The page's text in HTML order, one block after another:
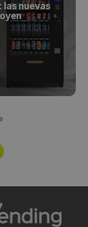
las nuevas